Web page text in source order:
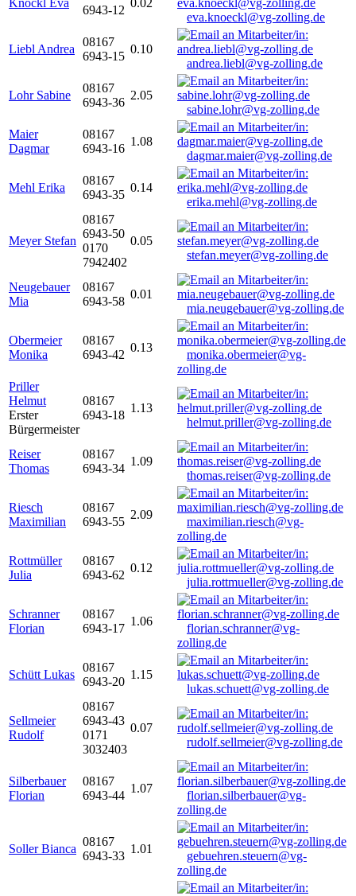
Knöckl Eva
6943-12
0.02
eva.knoeckl@vg-zolling.de
Liebl Andrea
08167
6943-15
0.10
andrea.liebl@vg-zolling.de
Lohr Sabine
08167
6943-36
2.05
sabine.lohr@vg-zolling.de
Maier
Dagmar
08167
6943-16
1.08
dagmar.maier@vg-zolling.de
Mehl Erika
08167
6943-35
0.14
erika.mehl@vg-zolling.de
Meyer Stefan
08167
6943-50
0170
7942402
0.05
stefan.meyer@vg-zolling.de
Neugebauer
Mia
08167
6943-58
0.01
mia.neugebauer@vg-zolling.de
Obermeier
Monika
08167
6943-42
0.13
monika.obermeier@vg-
zolling.de
Priller
Helmut
Erster
Bürgermeister
08167
6943-18
1.13
helmut.priller@vg-zolling.de
Reiser
Thomas
08167
6943-34
1.09
thomas.reiser@vg-zolling.de
Riesch
Maximilian
08167
6943-55
2.09
maximilian.riesch@vg-
zolling.de
Rottmüller
Julia
08167
6943-62
0.12
julia.rottmueller@vg-zolling.de
Schranner
Florian
08167
6943-17
1.06
florian.schranner@vg-
zolling.de
Schütt Lukas
08167
6943-20
1.15
lukas.schuett@vg-zolling.de
Sellmeier
Rudolf
08167
6943-43
0171
3032403
0.07
rudolf.sellmeier@vg-zolling.de
Silberbauer
Florian
08167
6943-44
1.07
florian.silberbauer@vg-
zolling.de
Soller Bianca
08167
6943-33
1.01
gebuehren.steuern@vg-
zolling.de